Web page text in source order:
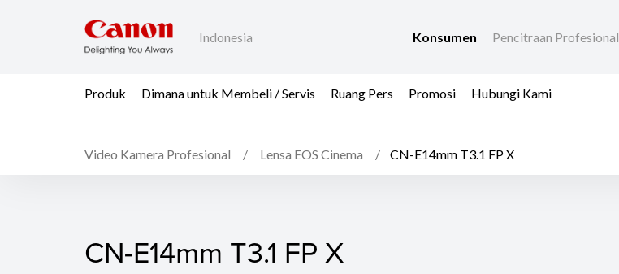
Indonesia Konsumen Pencitraan Profesional
Produk Dimana untuk Membeli / Servis Ruang Pers Promosi Hubungi Kami
Video Kamera Profesional Lensa EOS Cinema CN-E14mm T3.1 FP X
CN-E14mm T3.1 FP X
CN-E14mm T3.1 FP X